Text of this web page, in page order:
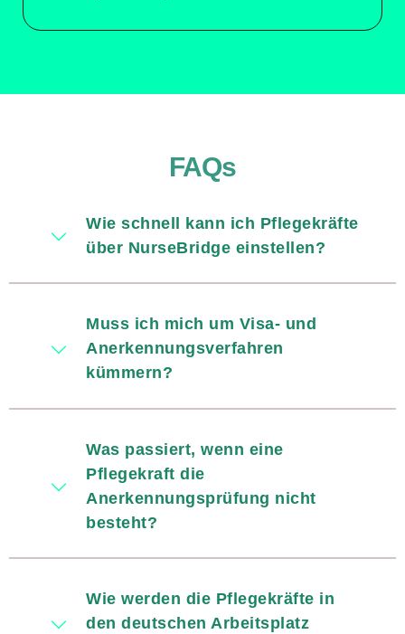
FAQs
Wie schnell kann ich Pflegekräfte
über NurseBridge einstellen?
Muss ich mich um Visa- und
Anerkennungsverfahren
kümmern?
Was passiert, wenn eine
Pflegekraft die
Anerkennungsprüfung nicht
besteht?
Wie werden die Pflegekräfte in
den deutschen Arbeitsplatz